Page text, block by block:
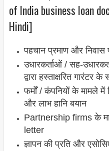
of India business loan
Hindi]
पहचान प्रमाण और निवास
उधारकर्ताओं / सह-
द्वारा हस्ताक्षरित गारंटर के
फर्मों / कंपनियों के मामले में
और लाभ हानि बयान
Partnership firms के
letter
ज्ञापन की प्रति और